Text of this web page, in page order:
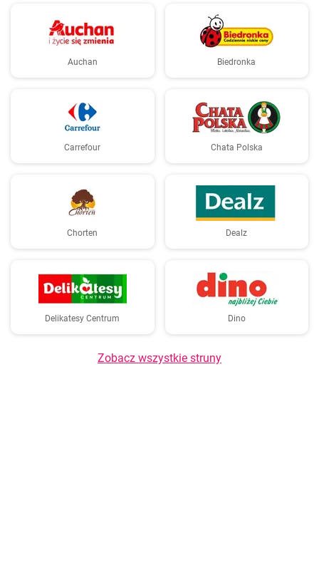
Auchan Biedronka
Carrefour Chata Polska
Chorten Dealz
Delikatesy Centrum Dino
Zobacz wszystkie struny